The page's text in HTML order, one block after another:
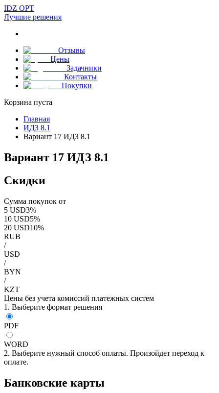
IDZ OPT
Лучшие решения
Отзывы
Цены
Задачники
Контакты
Покупки
Корзина пуста
Главная
ИДЗ 8.1
Вариант 17 ИДЗ 8.1
Вариант 17 ИДЗ 8.1
Скидки
Сумма покупок от
5 USD3%
10 USD5%
20 USD10%
RUB
/
USD
/
BYN
/
KZT
Цены без учета комиссий платежных систем
1. Выберите формат решения
PDF
WORD
2. Выберите нужный способ оплаты. Произойдет переход к
оплате.
Банковские карты